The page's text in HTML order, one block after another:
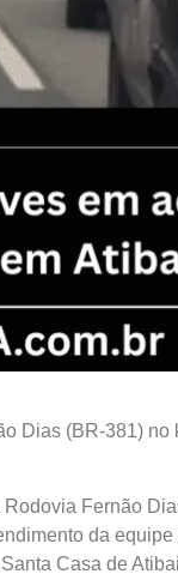
Dias (BR-381) no
Fernão
da
Casa de